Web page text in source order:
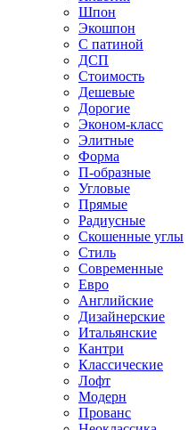
Шпон
Экошпон
С патиной
ДСП
Стоимость
Дешевые
Дорогие
Эконом-класс
Элитные
Форма
П-образные
Угловые
Прямые
Радиусные
Скошенные углы
Стиль
Современные
Евро
Английские
Дизайнерские
Итальянские
Кантри
Классические
Лофт
Модерн
Прованс